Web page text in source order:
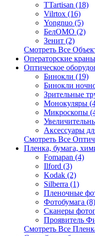
TTartisan (18)
Vilrtox (16)
Yongnuo (5)
БелOMO (2)
Зенит (2)
Смотреть Все
Операторские краны
Оптическое
Бинокли (19)
Бинокли
Зрительные
Монокуляры
Микроскопы
Аксессуары
Смотреть Все
Пленка, бумага,
Fomapan (4)
Ilford (3)
Kodak (2)
Silberra (1)
Пленочные
Фотобумага (8)
Сканеры
Проявитель
Смотреть Все